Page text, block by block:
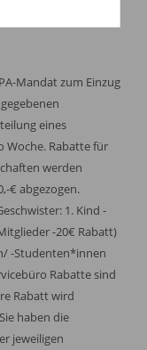
Mandat zum Einzug
eines
Woche. Rabatte für
werden
€ abgezogen.
1. Kind -
-20€ Rabatt)
-Studenten*innen
Rabatte sind
Rabatt wird
haben die
jeweiligen